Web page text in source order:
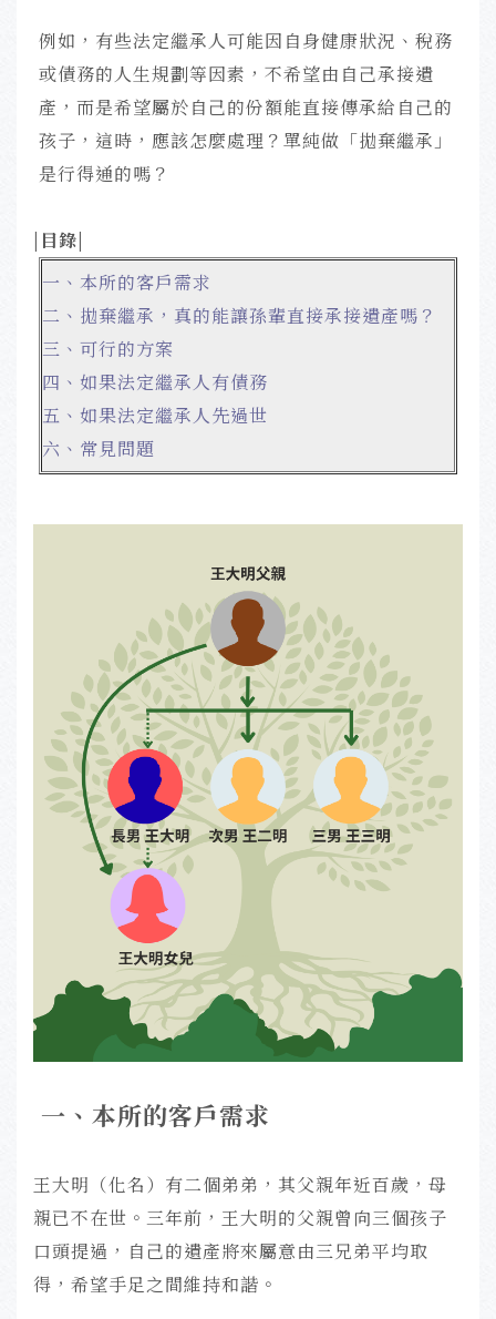
例如，有些法定繼承人可能因自身健康狀況、稅務
或債務的人生規劃等因素，不希望由自己承接遺
產，而是希望屬於自己的份額能直接傳承給自己的
孩子，這時，應該怎麼處理？單純做「拋棄繼承」
是行得通的嗎？
|目錄|
一、本所的客戶需求
二、拋棄繼承，真的能讓孫輩直接承接遺產嗎？
三、可行的方案
四、如果法定繼承人有債務
五、如果法定繼承人先過世
六、常見問題
一 、本所的客戶需求
王大明（化名）有二個弟弟，其父親年近百歲，母
親已不在世。三年前，王大明的父親曾向三個孩子
口頭提過，自己的遺產將來屬意由三兄弟平均取
得，希望手足之間維持和諧。